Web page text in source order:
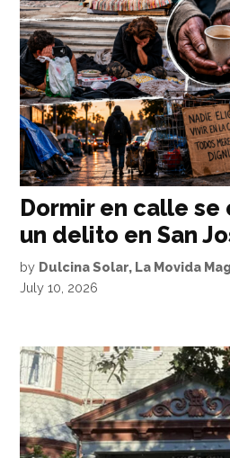
Dormir en calle
un delito en San
by Dulcina Solar, La Movida
July 10, 2026